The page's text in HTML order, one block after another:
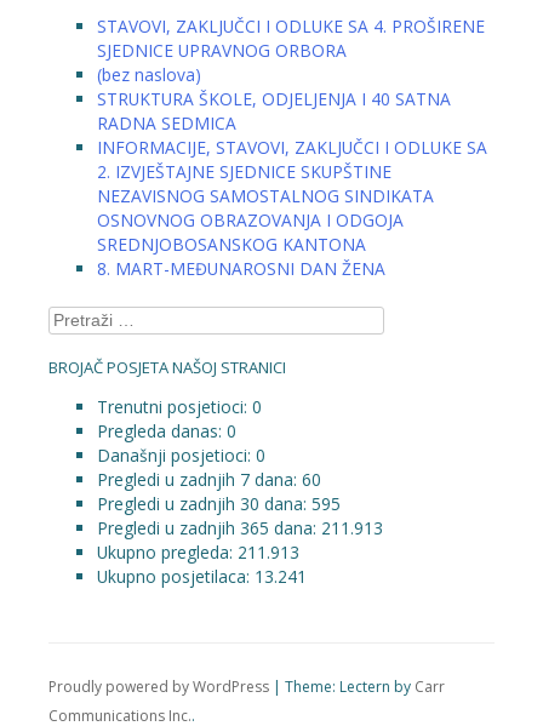
STAVOVI, ZAKLJUČCI I ODLUKE SA 4. PROŠIRENE
SJEDNICE UPRAVNOG ORBORA
(bez naslova)
STRUKTURA ŠKOLE, ODJELJENJA I 40 SATNA
RADNA SEDMICA
INFORMACIJE, STAVOVI, ZAKLJUČCI I ODLUKE SA
2. IZVJEŠTAJNE SJEDNICE SKUPŠTINE
NEZAVISNOG SAMOSTALNOG SINDIKATA
OSNOVNOG OBRAZOVANJA I ODGOJA
SREDNJOBOSANSKOG KANTONA
8. MART-MEĐUNAROSNI DAN ŽENA
Pretraga:
BROJAČ POSJETA NAŠOJ STRANICI
Trenutni posjetioci: 0
Pregleda danas: 0
Današnji posjetioci: 0
Pregledi u zadnjih 7 dana: 60
Pregledi u zadnjih 30 dana: 595
Pregledi u zadnjih 365 dana: 211.913
Ukupno pregleda: 211.913
Ukupno posjetilaca: 13.241
Proudly powered by WordPress | Theme: Lectern by Carr
Communications Inc..